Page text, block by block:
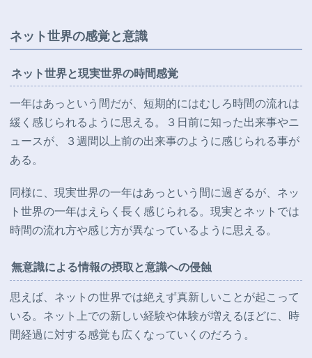
ネット世界の感覚と意識
ネット世界と現実世界の時間感覚
一年はあっという間だが、短期的にはむしろ時間の流れは
緩く感じられるように思える。３日前に知った出来事やニ
ュースが、３週間以上前の出来事のように感じられる事が
ある。
同様に、現実世界の一年はあっという間に過ぎるが、ネッ
ト世界の一年はえらく長く感じられる。現実とネットでは
時間の流れ方や感じ方が異なっているように思える。
無意識による情報の摂取と意識への侵蝕
思えば、ネットの世界では絶えず真新しいことが起こって
いる。ネット上での新しい経験や体験が増えるほどに、時
間経過に対する感覚も広くなっていくのだろう。